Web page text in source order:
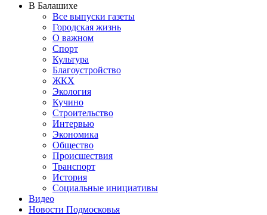
В Балашихе
Все выпуски газеты
Городская жизнь
О важном
Спорт
Культура
Благоустройство
ЖКХ
Экология
Кучино
Строительство
Интервью
Экономика
Общество
Происшествия
Транспорт
История
Социальные инициативы
Видео
Новости Подмосковья